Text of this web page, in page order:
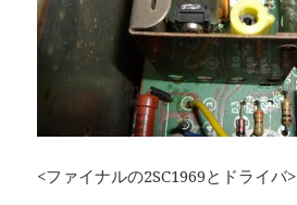
<ファイナルの2SC1969とドライバ>